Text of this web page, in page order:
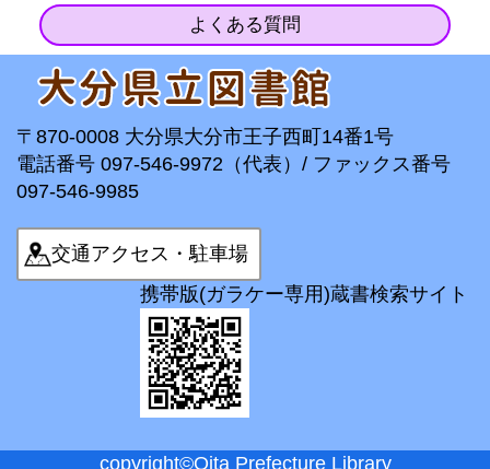
よくある質問
〒870-0008 大分県大分市王子西町14番1号
電話番号 097-546-9972（代表）/ ファックス番号
097-546-9985
交通アクセス・駐車場
携帯版(ガラケー専用)蔵書検索サイト
copyright©Oita Prefecture Library